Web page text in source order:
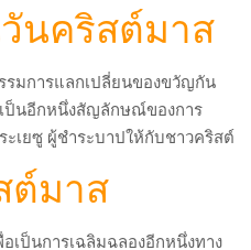
นคริสต์มาส
รมการแลกเปลี่ยนของขวัญกัน
ป็นอีกหนึ่งสัญลักษณ์ของการ
เยซู ผู้ชำระบาปให้กับชาวคริสต์
ต์มาส
เป็นการเฉลิมฉลองอีกหนึ่งทาง